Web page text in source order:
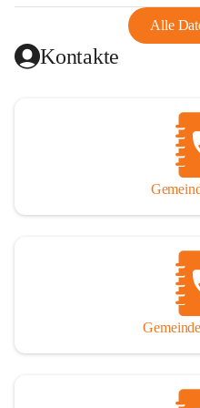
Aus diesem Grund war die
Schmuggel zu betreiben. Es
Überfällen und Schießereien.
wirtschaftlich ging es
1926. Es folgten
Unanbringlichkeit von
Anschluss an das Deutsche
Weltkrieg ausbrach,
26 Männer an der Front,
Von 1971 bis 1991 gehörte
Ollersdorf. Durch den
wurde Wörterberg 1991
Die Gemeinde liegt im
Alle
Kontakte